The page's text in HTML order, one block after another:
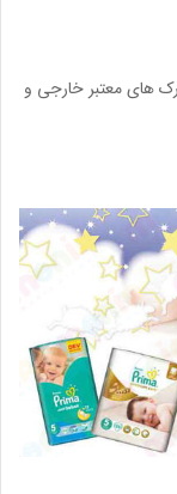
های معتبر خارجی و